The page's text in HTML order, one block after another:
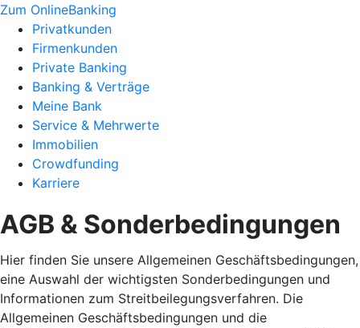
Zum OnlineBanking
Privatkunden
Firmenkunden
Private Banking
Banking & Verträge
Meine Bank
Service & Mehrwerte
Immobilien
Crowdfunding
Karriere
AGB & Sonderbedingungen
Hier finden Sie unsere Allgemeinen Geschäftsbedingungen,
eine Auswahl der wichtigsten Sonderbedingungen und
Informationen zum Streitbeilegungsverfahren. Die
Allgemeinen Geschäftsbedingungen und die